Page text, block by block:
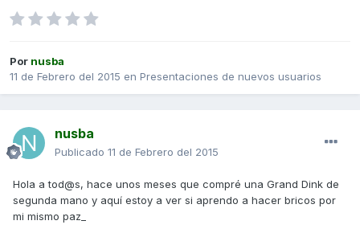
Por nusba
11 de Febrero del 2015 en Presentaciones de nuevos usuarios
nusba
Publicado 11 de Febrero del 2015
Hola a tod@s, hace unos meses que compré una Grand Dink de
segunda mano y aquí estoy a ver si aprendo a hacer bricos por
mi mismo paz_